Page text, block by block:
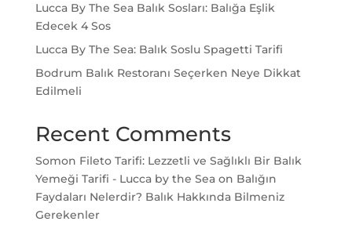
Lucca By The Sea Balık Sosları: Balığa Eşlik
Edecek 4 Sos
Lucca By The Sea: Balık Soslu Spagetti Tarifi
Bodrum Balık Restoranı Seçerken Neye Dikkat
Edilmeli
Recent Comments
Somon Fileto Tarifi: Lezzetli ve Sağlıklı Bir Balık
Yemeği Tarifi - Lucca by the Seaon Balığın
Faydaları Nelerdir? Balık Hakkında Bilmeniz
Gerekenler